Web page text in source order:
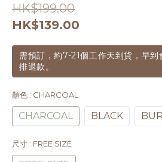
HK$199.00
HK$139.00
需預訂，約7-21個工作天到貨，早
排退款。
顏色 : CHARCOAL
CHARCOAL BLACK
尺寸 : FREE SIZE